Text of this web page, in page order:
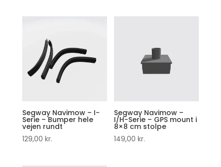
Segway Navimow – I-
Serie – Bumper hele
vejen rundt
129,00 kr.
Segway Navimow –
I/H-Serie – GPS mount i
8×8 cm stolpe
149,00kr.